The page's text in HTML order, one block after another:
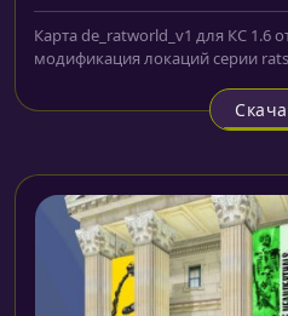
Карта de_ratworld_v1 для КС 1.6
модификация локаций серии